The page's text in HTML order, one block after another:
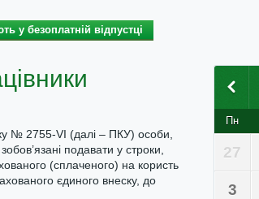
у безоплатній відпустці
№ 2755-VI (далі – ПКУ) особи,
подавати у строки,
(сплаченого) на користь
єдиного внеску, до
Пн
27
3